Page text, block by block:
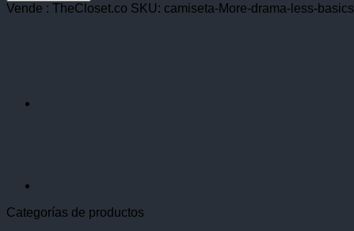
Vende : TheCloset.co SKU: camiseta-More-drama-less-basics
Categorías de productos